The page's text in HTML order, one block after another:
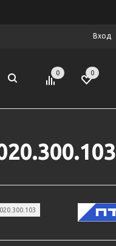
Вход
0 0
020.300.103